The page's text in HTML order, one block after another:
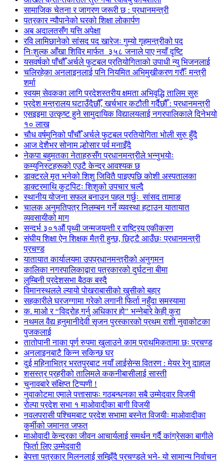
सामाजिक चेतना र जागरण जरूरी छ : प्रधानमन्त्री
पत्रकार न्यौपानेको घरको शिक्षा लोकार्पण
अब अदालतसँग यत्ति अपेक्षा
रवि लामिछानेको सांसद पद खारेजः गुम्यो गृहमन्त्रीको पद
निःशुल्क आँखा शिविर मार्फत ३५८ जनाले पाए नयाँ दृष्टि
यसवर्षको पाँचौँ अर्चले फुटबल प्रतियोगिताको उपाधी न्यु भिजनलाई
चलिरहेका अनलाइनलाई पनि नियमित अभिमुखीकरण गरौँः मन्त्री
शर्मा
स्वयम् सेवकका लागि प्रदेशस्तरीय क्षमता अभिवृद्धि तालिम सुरु
प्रदेश मन्त्रालय घटाउँदैछौँ, खर्चभार कटौती गर्दैछौँ : प्रधानमन्त्री
एसइइमा उत्कृष्ट हुने सामुदायिक विद्यालयलाई नगरपालिकाले दिनेभयो
१० लाख
चौध वर्षमुनिको पाँचौँ अर्चले फुटबल प्रतियोगिता भोली सुरु हुँदै
आज देशैभर सोनाम ल्होसार पर्व मनाइँदै
नेकपा बहुमतका नेताहरुसँग प्रधानमन्त्रीले भन्नुभयोः
कम्युनिस्टहरूको एउटै केन्द्र आवश्यक छ
डाक्टरले मृत भनेको शिशु जिवितै पाइएपछि कोशी अस्पतालका
डाक्टरमाथि कुटपिटः शिशुको उपचार चल्दै
स्थानीय योजना सफल बनाउन पहल गर्छुः सांसद तामाङ
चालक अनुमतिपत्र निलम्बन गर्ने व्यवस्था हटाउन यातायात
व्यवसायीको माग
सन्दर्भ ३०१औं पृथ्वी जन्मजयन्ती र राष्ट्रिय एकीकरण
संघीय शिक्षा ऐन शिक्षक मैत्री हुन्छ, छिट्टै आउँछः प्रधानमन्त्री
प्रचण्ड
यातायात कार्यालयमा उपप्रधानमन्त्रीको अनुगमन
कालिका नगरपालिकाद्वारा पत्रकारको दुर्घटना बीमा
लुम्बिनी प्रदेशसभा बैठक बस्दै
विमानस्थलले ल्यायो पोखराबासीको खुसीको बहार
सहकारीले घरजग्गामा गरेको लगानी फिर्ता नहुँदा समस्यामा
क. माओ र “विद्रोह गर्नु अधिकार हो” भन्नेबारे केही कुरा
नथमल वैद्य हनुमानीदेवी सृजन पुरस्कारको प्रथम राशी नुवाकोटका
पुजकलाई
तातोपानी नाका पूर्ण रुपमा खुलाउने काम प्राथमिकतामा छः प्रचण्ड
अनलाइनबाटै किन्न सकिन्छ घर
दुई महिनाभित्र भरतपुरबाट नयाँ लाईसेन्स वितरण : मेयर रेनु दाहाल
शसस्त्र प्रहरीको तालिमले ककनीबासीलाई सास्ती
चुनावबारे संक्षिप्त टिप्पणी !
नुवाकोटमा एमाले पत्तासाफः गठबन्धनका सबै उम्मेदवार विजयी
रोल्पा प्रदेश सभा १ माओवादीका बागी विजयी
नवलपरासी पश्चिमबाट प्रदेश सभामा बस्नेत विजयीः माओवादीका
कुर्मीको जमानत जफत
माओवादी केन्द्रका जीवन आचार्यलाई समर्थन गर्दै कांग्रेसका बागीले
फिर्ता लिए उम्मेदवारी
बेपत्ता पत्रकार मिलनलाई सम्झिँदै प्रचण्डले भने- यो सामान्य निर्वाचन